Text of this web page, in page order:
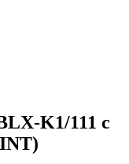
K1/111 c